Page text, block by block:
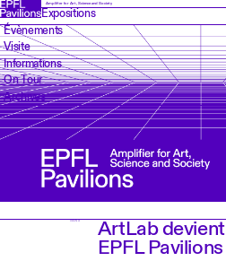
Amplifier for Art, Science and Society
Expositions
Évènements
Visite
Informations
On Tour
Archives
NEWS ArtLab devient
EPFL Pavilions